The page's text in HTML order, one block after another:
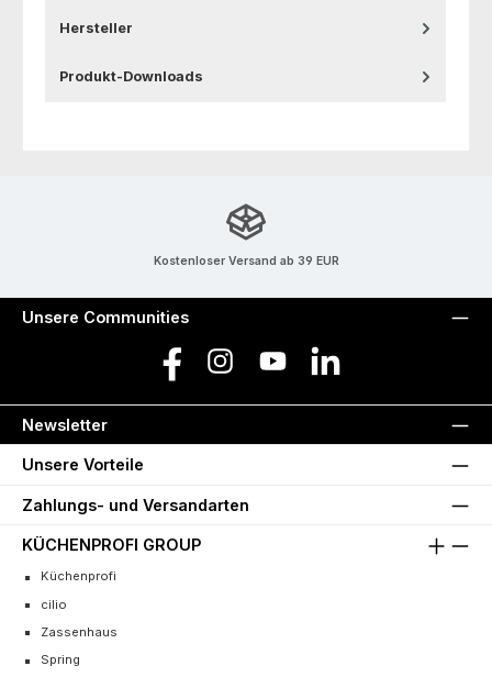
Hersteller
Produkt-Downloads
Kostenloser Versand ab 39 EUR
Unsere Communities
Facebook Instagram YouTube LinkedIn
Newsletter
Unsere Vorteile
Zahlungs- und Versandarten
KÜCHENPROFI GROUP
Küchenprofi
cilio
Zassenhaus
Spring